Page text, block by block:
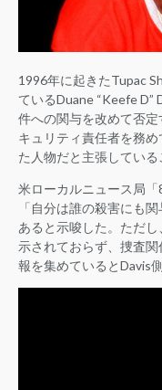
1996年に起きたTupac
ているDuane “Keefe D”
件への関与を改めて否
キュリティ責任者を務
た人物だと主張している
米ローカルニュース局
「自分は誰の殺害にも
あると示唆した。ただ
示されておらず、捜査
報を集めているとDavis